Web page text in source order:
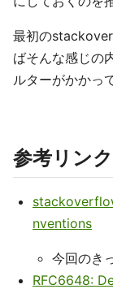
最初の
ばそんな感じの
ルターがかかっ
参考リンク
nventions
今回のき
RFC6648: